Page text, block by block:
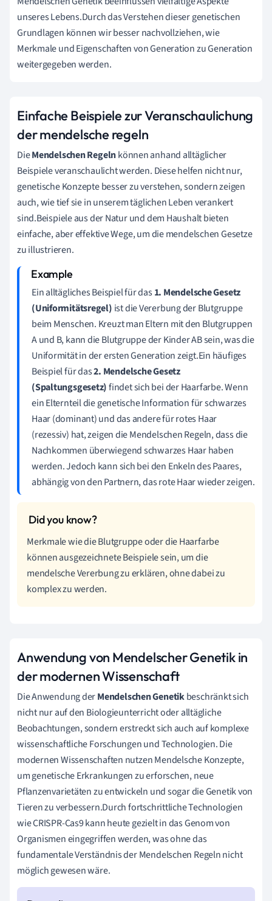
unseres Lebens.Durch das Verstehen dieser genetischen
Grundlagen können wir besser nachvollziehen, wie
Merkmale und Eigenschaften von Generation zu Generation
weitergegeben werden.
Einfache Beispiele zur Veranschaulichung
der mendelsche regeln
DieMendelschen Regelnkönnen anhand alltäglicher
Beispiele veranschaulicht werden. Diese helfen nicht nur,
genetische Konzepte besser zu verstehen, sondern zeigen
auch, wie tief sie in unserem täglichen Leben verankert
sind.Beispiele aus der Natur und dem Haushalt bieten
einfache, aber effektive Wege, um die mendelschen Gesetze
zu illustrieren.
Ein alltägliches Beispiel für das1. Mendelsche Gesetz
(Uniformitätsregel) ist die Vererbung der Blutgruppe
beim Menschen. Kreuzt man Eltern mit den Blutgruppen
A und B, kann die Blutgruppe der Kinder AB sein, was die
Uniformität in der ersten Generation zeigt.Ein häufiges
Beispiel für das2. Mendelsche Gesetz
(Spaltungsgesetz)findet sich bei der Haarfarbe. Wenn
ein Elternteil die genetische Information für schwarzes
Haar (dominant) und das andere für rotes Haar
(rezessiv) hat, zeigen die Mendelschen Regeln, dass die
Nachkommen überwiegend schwarzes Haar haben
werden. Jedoch kann sich bei den Enkeln des Paares,
abhängig von den Partnern, das rote Haar wieder zeigen.
Merkmale wie die Blutgruppe oder die Haarfarbe
können ausgezeichnete Beispiele sein, um die
mendelsche Vererbung zu erklären, ohne dabei zu
komplex zu werden.
Anwendung von Mendelscher Genetik in
der modernen Wissenschaft
Die Anwendung derMendelschen Genetikbeschränkt sich
nicht nur auf den Biologieunterricht oder alltägliche
Beobachtungen, sondern erstreckt sich auch auf komplexe
wissenschaftliche Forschungen und Technologien. Die
modernen Wissenschaften nutzen Mendelsche Konzepte,
um genetische Erkrankungen zu erforschen, neue
Pflanzenvarietäten zu entwickeln und sogar die Genetik von
Tieren zu verbessern.Durch fortschrittliche Technologien
wie CRISPR-Cas9 kann heute gezielt in das Genom von
Organismen eingegriffen werden, was ohne das
fundamentale Verständnis der Mendelschen Regeln nicht
möglich gewesen wäre.